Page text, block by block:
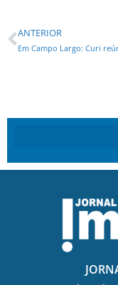
ANTERIOR